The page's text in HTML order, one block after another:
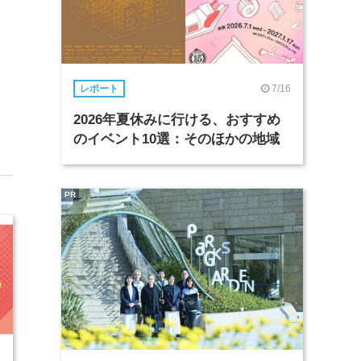
レポート 7/16
2026年夏休みに行ける、おすすめ
のイベント10選：そのほかの地域
PR